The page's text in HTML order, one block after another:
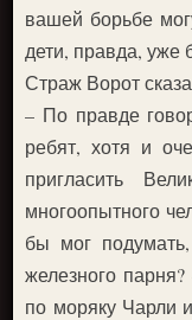
вашей борьбе
дети, правда, уже
Страж Ворот
– По правде
ребят, хотя и
пригласить
многоопытного
бы мог
железного
по моряку Чарли